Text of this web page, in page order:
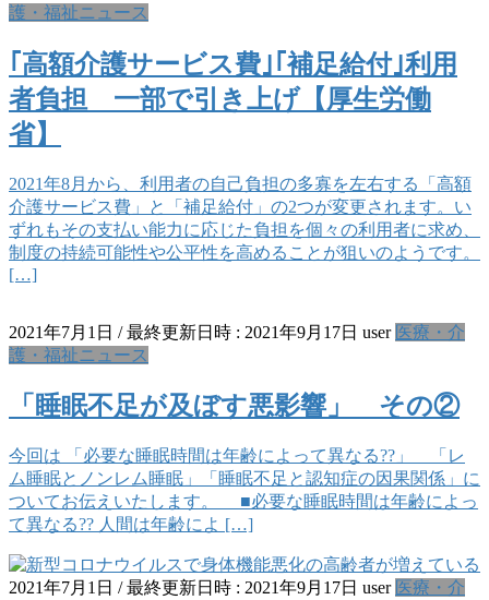
護・福祉ニュース
｢高額介護サービス費｣｢補足給付｣利用
者負担 一部で引き上げ【厚生労働
省】
2021年8月から、利用者の自己負担の多寡を左右する「高額
介護サービス費」と「補足給付」の2つが変更されます。い
ずれもその支払い能力に応じた負担を個々の利用者に求め、
制度の持続可能性や公平性を高めることが狙いのようです。
[…]
2021年7月1日 / 最終更新日時 : 2021年9月17日 user 医療・介
護・福祉ニュース
「睡眠不足が及ぼす悪影響」 その②
今回は 「必要な睡眠時間は年齢によって異なる??」 「レ
ム睡眠とノンレム睡眠」「睡眠不足と認知症の因果関係」に
ついてお伝えいたします。 ■必要な睡眠時間は年齢によっ
て異なる?? 人間は年齢によ […]
2021年7月1日 / 最終更新日時 : 2021年9月17日 user 医療・介